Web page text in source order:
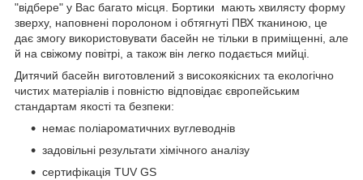
"відбере" у Вас багато місця. Бортики мають хвилясту форму
зверху, наповнені поролоном і обтягнуті ПВХ тканиною, це
дає змогу використовувати басейн не тільки в приміщенні, але
й на свіжому повітрі, а також він легко подається мийці.
Дитячий басейн виготовлений з високоякісних та екологічно
чистих матеріалів і повністю відповідає європейським
стандартам якості та безпеки:
немає поліароматичних вуглеводнів
задовільні результати хімічного аналізу
сертифікація TUV GS